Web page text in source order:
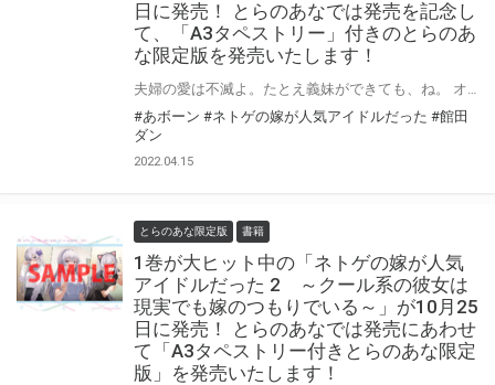
日に発売！ とらのあなでは発売を記念し
て、「A3タペストリー」付きのとらのあ
な限定版を発売いたします！
#あボーン #ネトゲの嫁が人気アイドルだった #館田
ダン
2022.04.15
とらのあな限定版 書籍
1巻が大ヒット中の「ネトゲの嫁が人気
アイドルだった 2 ～クール系の彼女は
現実でも嫁のつもりでいる～」が10月25
日に発売！ とらのあなでは発売にあわせ
て「A3タペストリー付きとらのあな限定
版」を発売いたします！